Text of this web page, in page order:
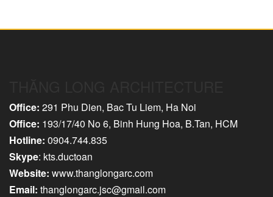
Office: 291 Phu Dien, Bac Tu Liem, Ha Noi
Office: 193/17/40 No 6, Binh Hung Hoa, B.Tan, HCM
Hotline: 0904.744.835
Skype: kts.ductoan
Website: www.thanglongarc.com
Email: thanglongarc.jsc@gmail.com